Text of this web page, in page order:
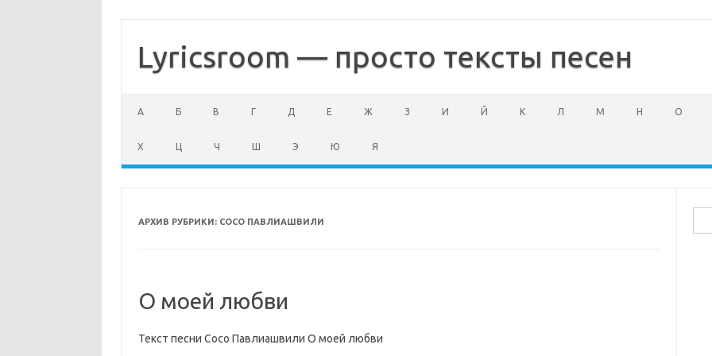
содержимому
Lyricsroom — просто тексты песен
А Б В Г Д Е Ж З И Й К Л М Н О
Х Ц Ч Ш Э Ю Я
АРХИВ РУБРИКИ: СОСО ПАВЛИАШВИЛИ
О моей любви
Текст песни Сосо Павлиашвили О моей любви